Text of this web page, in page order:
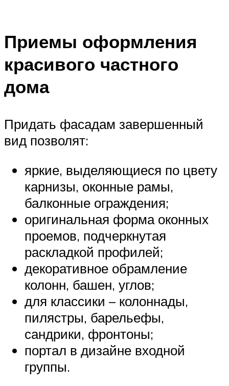
Приемы оформления
красивого частного
дома
Придать фасадам завершенный
вид позволят:
яркие, выделяющиеся по цвету
карнизы, оконные рамы,
балконные ограждения;
оригинальная форма оконных
проемов, подчеркнутая
раскладкой профилей;
декоративное обрамление
колонн, башен, углов;
для классики – колоннады,
пилястры, барельефы,
сандрики, фронтоны;
портал в дизайне входной
группы.